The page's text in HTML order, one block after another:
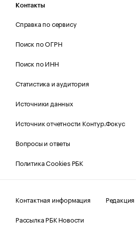
Контакты
Справка по сервису
Поиск по ОГРН
Поиск по ИНН
Статистика и аудитория
Источники данных
Источник отчетности Контур.Фокус
Вопросы и ответы
Политика Cookies РБК
Контактная информация
Редакция
Рассылка РБК Новости